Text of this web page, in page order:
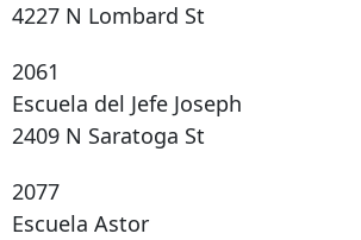
4227 N Lombard St
2061
Escuela del Jefe Joseph
2409 N Saratoga St
2077
Escuela Astor